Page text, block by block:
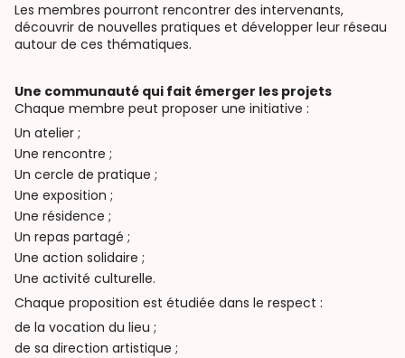
Les membres pourront rencontrer des intervenants,
découvrir de nouvelles pratiques et développer leur réseau
autour de ces thématiques.
Une communauté qui fait émerger les projets
Chaque membre peut proposer une initiative :
Un atelier ;
Une rencontre ;
Un cercle de pratique ;
Une exposition ;
Une résidence ;
Un repas partagé ;
Une action solidaire ;
Une activité culturelle.
Chaque proposition est étudiée dans le respect :
de la vocation du lieu ;
de sa direction artistique ;